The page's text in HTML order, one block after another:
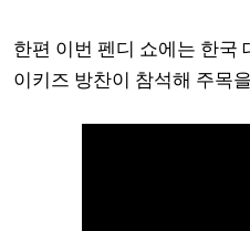
한편 이번 펜디 쇼에는 한국
이키즈 방찬이 참석해 주목